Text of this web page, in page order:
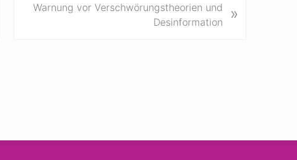
e
Warnung vor Verschwörungstheorien und
Desinformation
»